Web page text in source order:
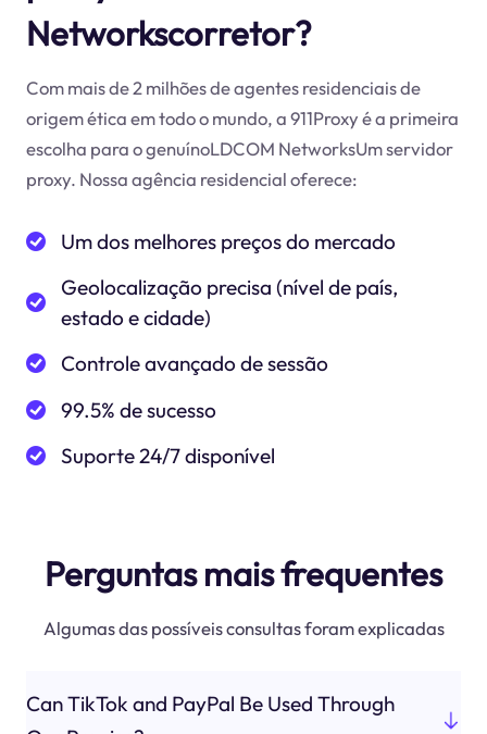
Networkscorretor?
Com mais de 2 milhões de agentes residenciais de
origem ética em todo o mundo, a 911Proxy é a primeira
escolha para o genuínoLDCOM NetworksUm servidor
proxy. Nossa agência residencial oferece:
Um dos melhores preços do mercado
Geolocalização precisa (nível de país,
estado e cidade)
Controle avançado de sessão
99.5% de sucesso
Suporte 24/7 disponível
Perguntas mais frequentes
Algumas das possíveis consultas foram explicadas
Can TikTok and PayPal Be Used Through